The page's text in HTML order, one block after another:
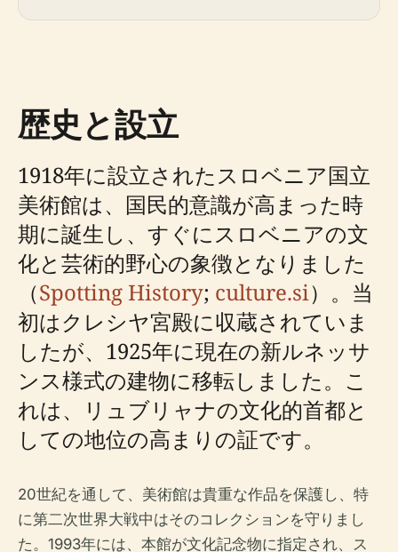
歴史と設立
1918年に設立されたスロベニア国立
美術館は、国民的意識が高まった時
期に誕生し、すぐにスロベニアの文
化と芸術的野心の象徴となりました
（Spotting History; culture.si）。当
初はクレシヤ宮殿に収蔵されていま
したが、1925年に現在の新ルネッサ
ンス様式の建物に移転しました。こ
れは、リュブリャナの文化的首都と
しての地位の高まりの証です。
20世紀を通して、美術館は貴重な作品を保護し、特
に第二次世界大戦中はそのコレクションを守りまし
た。1993年には、本館が文化記念物に指定され、ス